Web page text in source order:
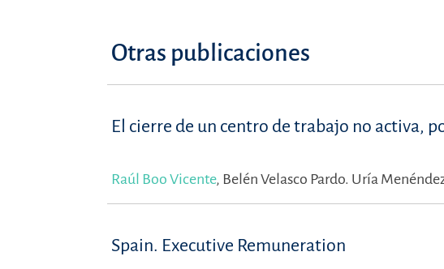
Otras publicaciones
El cierre de un centro de trabajo no activa,
Raúl Boo Vicente, Belén Velasco Pardo. Uría
Spain. Executive Remuneration